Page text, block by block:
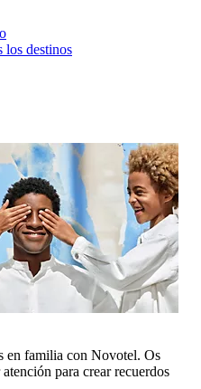
los destinos
en familia con Novotel. Os
para crear recuerdos